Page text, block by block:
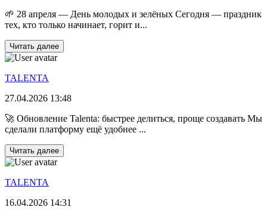
🌱 28 апреля — День молодых и зелёных Сегодня — праздник
тех, кто только начинает, горит и...
Читать далее
TALENTA
27.04.2026 13:48
🚀 Обновление Talenta: быстрее делиться, проще создавать Мы
сделали платформу ещё удобнее ...
Читать далее
TALENTA
16.04.2026 14:31